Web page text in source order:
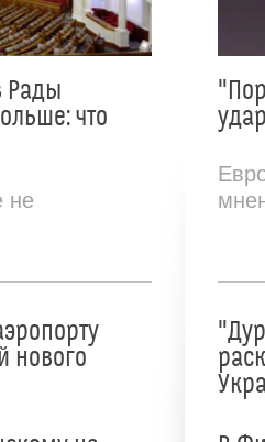
Рады
что
не
нового